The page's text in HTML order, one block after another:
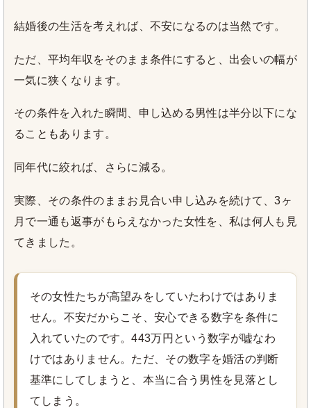
結婚後の生活を考えれば、不安になるのは当然です。
ただ、平均年収をそのまま条件にすると、出会いの幅が
一気に狭くなります。
その条件を入れた瞬間、申し込める男性は半分以下にな
ることもあります。
同年代に絞れば、さらに減る。
実際、その条件のままお見合い申し込みを続けて、3ヶ
月で一通も返事がもらえなかった女性を、私は何人も見
てきました。
その女性たちが高望みをしていたわけではありま
せん。不安だからこそ、安心できる数字を条件に
入れていたのです。443万円という数字が嘘なわ
けではありません。ただ、その数字を婚活の判断
基準にしてしまうと、本当に合う男性を見落とし
てしまう。